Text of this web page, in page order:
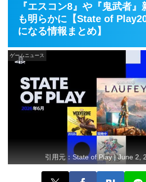
『エスコン8』や『鬼武者』
も明らかに【State of
になる情報まとめ】
ゲームニュース
引用元： State of Play | June 2,